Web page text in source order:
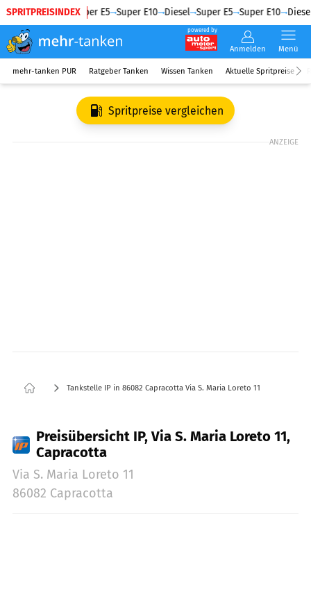
SPRITPREISINDEX
Diesel Super E5 Super E10 Diesel Super E5 Super E10 Diesel
powered by
Anmelden Menü
mehr-tanken PUR Ratgeber Tanken Wissen Tanken Aktuelle Spritpreise
Spritpreise vergleichen
ANZEIGE
Tankstelle IP in 86082 Capracotta Via S. Maria Loreto 11
Preisübersicht IP, Via S. Maria Loreto 11,
Capracotta
Via S. Maria Loreto 11
86082 Capracotta